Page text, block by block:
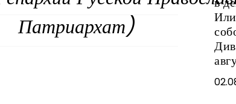
Патриархат)